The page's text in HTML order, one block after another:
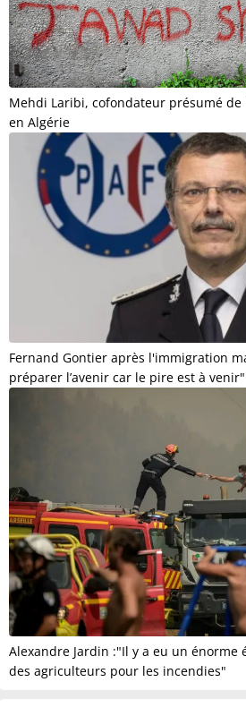
Mehdi Laribi, cofondateur présumé
en Algérie
Fernand Gontier après l'immigration
préparer l’avenir car le pire est à venir"
Alexandre Jardin :"Il y a eu un énorme
des agriculteurs pour les incendies"